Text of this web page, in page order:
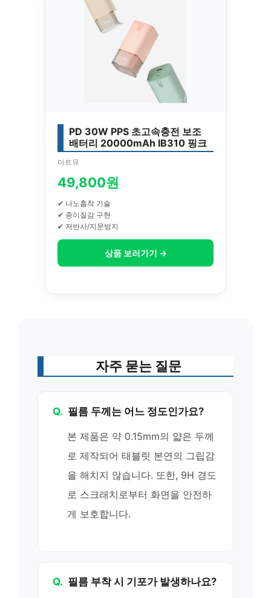
PD 30W PPS 초고속충전 보조
배터리 20000mAh IB310 핑크
아트뮤
49,800원
✔ 나노흡착 기술
✔ 종이질감 구현
✔ 저반사/지문방지
상품 보러가기 →
자주 묻는 질문
Q. 필름 두께는 어느 정도인가요?
본 제품은 약 0.15mm의 얇은 두께
로 제작되어 태블릿 본연의 그립감
을 해치지 않습니다. 또한, 9H 경도
로 스크래치로부터 화면을 안전하
게 보호합니다.
Q. 필름 부착 시 기포가 발생하나요?